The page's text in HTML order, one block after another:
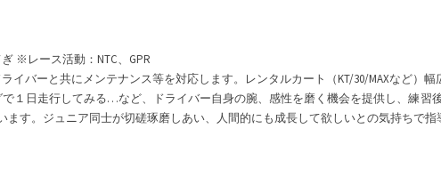
※レース活動：NTC、GPR
イバーと共にメンテナンス等を対応します。レンタルカート（KT/30/MAXなど）幅
で１日走行してみる…など、ドライバー自身の腕、感性を磨く機会を提供し、練習
す。ジュニア同士が切磋琢磨しあい、人間的にも成長して欲しいとの気持ちで指